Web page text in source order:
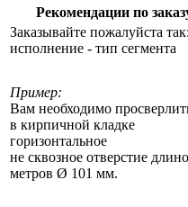
Рекомендации по
Заказывайте пожалуйста
исполнение - тип сегмента
Пример:
Вам необходимо
в кирпичной кладке
горизонтальное
не сквозное отверстие
метров Ø 101 мм.